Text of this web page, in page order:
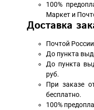
100%
Маркет и
Доставка
Почтой
До пункта
До пункта
руб.
При заказе
бесплатно.
100%